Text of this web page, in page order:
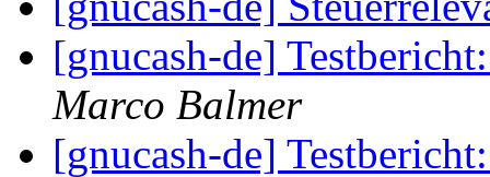
[gnucash-de]
Marco Balmer
[gnucash-de]